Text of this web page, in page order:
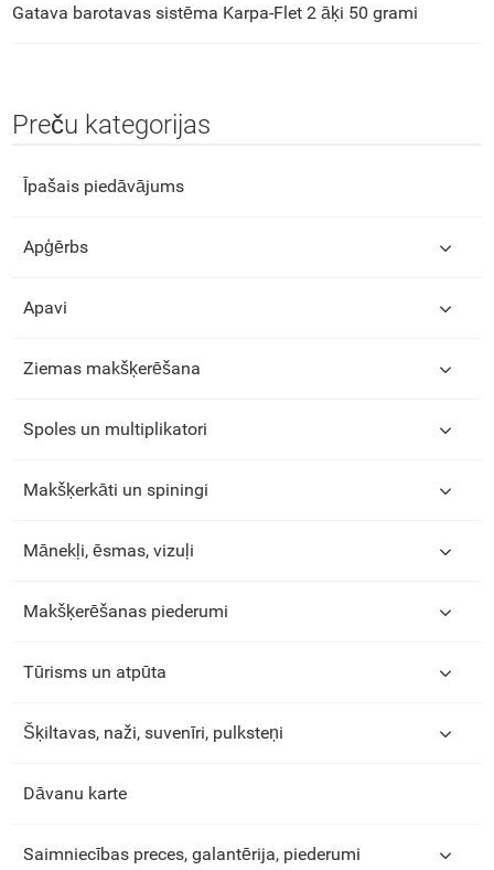
Gatava barotavas sistēma Karpa-Flet 2 āķi 50 grami
Preču kategorijas
Īpašais piedāvājums
Apģērbs
Apavi
Ziemas makšķerēšana
Spoles un multiplikatori
Makšķerkāti un spiningi
Mānekļi, ēsmas, vizuļi
Makšķerēšanas piederumi
Tūrisms un atpūta
Šķiltavas, naži, suvenīri, pulksteņi
Dāvanu karte
Saimniecības preces, galantērija, piederumi